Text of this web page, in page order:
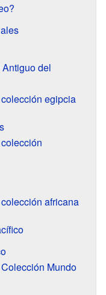
del
egipcia
africana
Mundo